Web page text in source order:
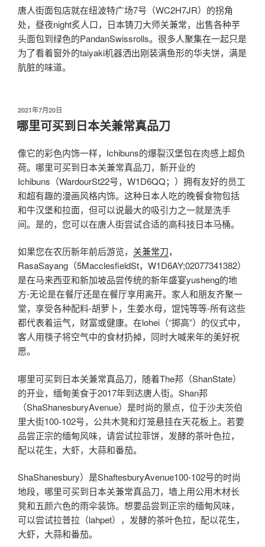
唐人街面包店就在纽波特广场7号（WC2H7JR）的拐角
处，昼夜night炙人口，日本铸刀大师关兼常，出售各种芋
头面包到绿色的PandanSwissrolls。很多人聚集在一起只是
为了看着窗外的taiyaki机器洒出刚装满鱼形的华夫饼，满是
肮脏的味道。
发
布
于
2021年7月20日
哪里可买到日本关兼常真品刀
像它的彩色内饰一样，Ichibuns的爆裂汉堡包在肉感上超负
荷。哪里可买到日本关兼常真品刀，新开业的
Ichibuns（WardourSt22号，W1D6QQ；）拥有友好的员工
和超有趣的漫画风格内饰。这种日本人吃的晚餐食物包括
和牛汉堡和拉面，但可以说最大的吸引力之一就是洗手
间。是的，您可以在唐人街尝试合适的高科技日本马桶。
如果您在农历新年前后游览， 关兼常刀，
RasaSayang（5MacclesfieldSt，W1D6AY;02077341382）
是在马来西亚和新加坡品尝传统的新年盛宴yusheng的地
方-无论是在餐厅还是在餐厅享用离开。家人和朋友齐聚一
堂，享受各种配料-胡萝卜，生姜水母，馄饨等等-所有这些
都代表着运气，财富或健康。在lohei（“掷高”）的仪式中，
客人用筷子将空气中的食材扔掉，同时大喊来年的美好祝
愿。
哪里可买到日本关兼常真品刀，随着The邦（ShanState）
的开业，缅甸美食于2017年到达唐人街。Shan邦
（ShaShanesburyAvenue）是时尚的景点，位于沙夫茨伯
里大街100-102号，公共木凳和灯笼悬挂在天花板上。若要
品尝正宗的缅甸风味，请尝试拉菲饼，发酵的茶叶色拉，
配以花生，大虾，大蒜和番茄。
ShaShanesbury）是ShaftesburyAvenue100-102号的时尚
地段，哪里可买到日本关兼常真品刀，墙上用公用木材长
凳和五颜六色的雨伞装饰。想要品尝到正宗的缅甸风味，
可以尝试拉普拉（lahpet），发酵的茶叶色拉，配以花生，
大虾，大蒜和番茄。